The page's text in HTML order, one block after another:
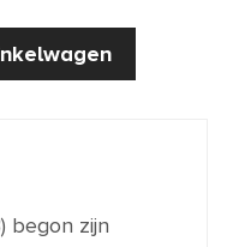
begon zijn